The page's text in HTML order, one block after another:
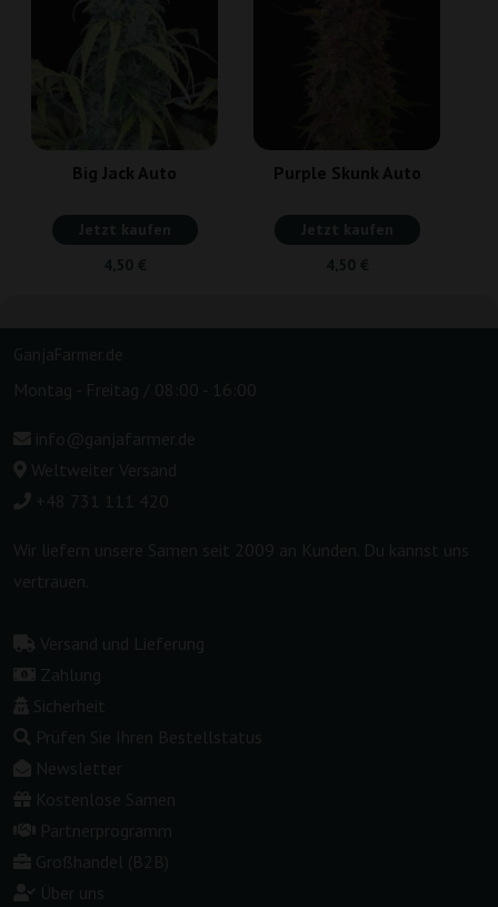
Big Jack Auto
Jetzt kaufen
4,50 €
Purple Skunk Auto
Jetzt kaufen
4,50 €
GanjaFarmer.de
Montag - Freitag / 08:00 - 16:00
info@ganjafarmer.de
Weltweiter Versand
+48 731 111 420
Wir liefern unsere Samen seit 2009 an Kunden. Du kannst uns
vertrauen.
Versand und Lieferung
Zahlung
Sicherheit
Prüfen Sie Ihren Bestellstatus
Newsletter
Kostenlose Samen
Partnerprogramm
Großhandel (B2B)
Über uns